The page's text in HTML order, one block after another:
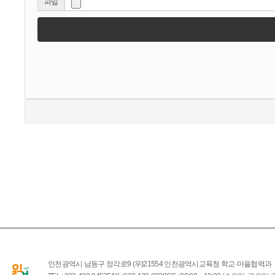
파일
인천광역시 남동구 정각로9 (우)21554 인천광역시교육청 학교·마을협력과